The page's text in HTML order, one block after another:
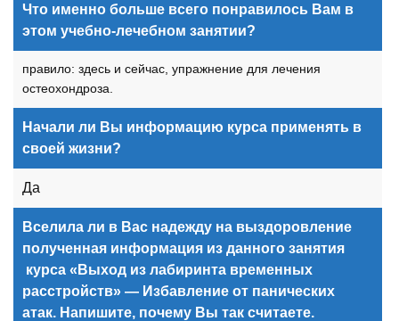
Что именно больше всего понравилось Вам в
этом учебно-лечебном занятии?
правило: здесь и сейчас, упражнение для лечения
остеохондроза.
Начали ли Вы информацию курса применять в
своей жизни?
Да
Вселила ли в Вас надежду на выздоровление
полученная информация из данного занятия
курса «Выход из лабиринта временных
расстройств» — Избавление от панических
атак. Напишите, почему Вы так считаете.